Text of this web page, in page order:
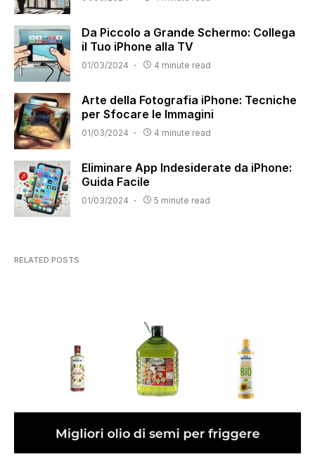
Da Piccolo a Grande Schermo: Collega
il Tuo iPhone alla TV
01/03/2024 4 minute read
Arte della Fotografia iPhone: Tecniche
per Sfocare le Immagini
01/03/2024 4 minute read
Eliminare App Indesiderate da iPhone:
Guida Facile
01/03/2024 5 minute read
RELATED POSTS